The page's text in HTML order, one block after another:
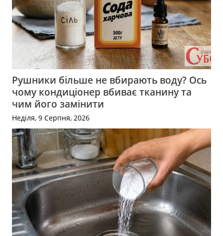
Рушники більше не вбирають воду? Ось
чому кондиціонер вбиває тканину та
чим його замінити
Неділя, 9 Серпня, 2026